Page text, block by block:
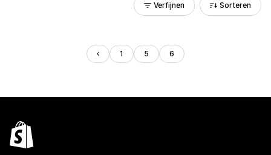
Verfijnen Sorteren
1 5 6